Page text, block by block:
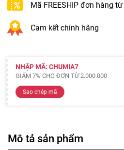
Mã FREESHIP đơn hàng
Cam kết chính hãng
NHẬP MÃ: CHUMIA7
GIẢM 7% CHO ĐƠN TỪ 2.000.000
Sao chép mã
Mô tả sản phẩm